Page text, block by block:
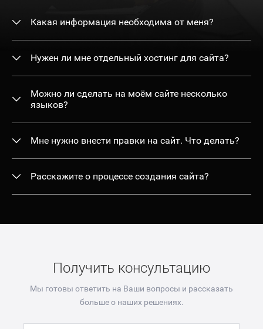
Какая информация необходима от меня?
Нужен ли мне отдельный хостинг для сайта?
Можно ли сделать на моём сайте несколько
языков?
Мне нужно внести правки на сайт. Что делать?
Расскажите о процессе создания сайта?
Получить консультацию
Мы готовы ответить на Ваши вопросы и рассказать
больше о наших решениях.